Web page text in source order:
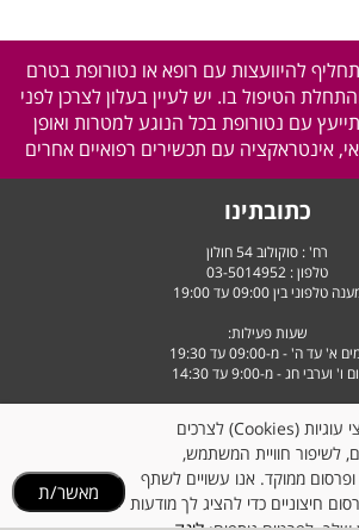
להיוועצות עם רופא או נטורופת בטרם
הטיפול בו. יש לעיין בעלון לצרכן לפני
עם נטורופת בכל הנוגע למטרות ואופן
אינטראקציה עם תכשירים רפואיים אחרים
כתובתינו
רח' : סוקולוב 54 חולון
טלפון : 03-5014952
טלפוני בין 09:00 עד 19:00
שעות פעילות:
א' עד ה' - מ-09:00 עד 19:30
ו' וערבי חג - מ-9:00 עד 14:30
האתר עושה שימוש בקובצי עוגיות (Cookies) לצרכים
לשיפור חוויית המשתמש,
ממוקד. אנו עשויים לשתף
חיצוניים כדי להציג לך מודעות
מאשר/ת